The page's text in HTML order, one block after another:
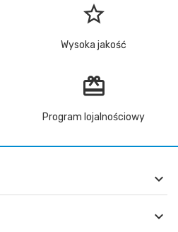
star_border
Wysoka jakość
redeem
Program lojalnościowy

